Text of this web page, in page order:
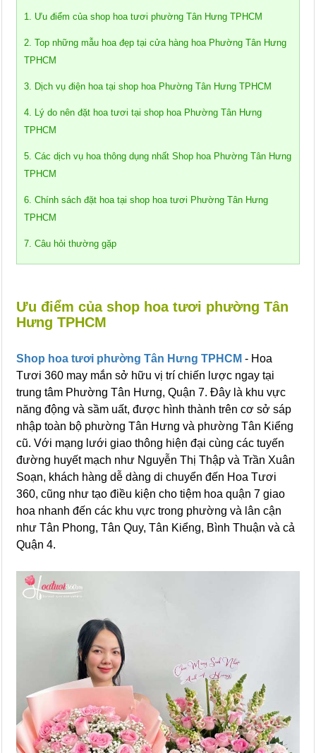
1. Ưu điểm của shop hoa tươi phường Tân Hưng TPHCM
2. Top những mẫu hoa đẹp tại cửa hàng hoa Phường Tân Hưng
TPHCM
3. Dịch vụ điện hoa tại shop hoa Phường Tân Hưng TPHCM
4. Lý do nên đặt hoa tươi tại shop hoa Phường Tân Hưng
TPHCM
5. Các dịch vụ hoa thông dụng nhất Shop hoa Phường Tân Hưng
TPHCM
6. Chính sách đặt hoa tại shop hoa tươi Phường Tân Hưng
TPHCM
7. Câu hỏi thường gặp
Ưu điểm của shop hoa tươi phường Tân
Hưng TPHCM
Shop hoa tươi phường Tân Hưng TPHCM - Hoa
Tươi 360 may mắn sở hữu vị trí chiến lược ngay tại
trung tâm Phường Tân Hưng, Quận 7. Đây là khu vực
năng động và sầm uất, được hình thành trên cơ sở sáp
nhập toàn bộ phường Tân Hưng và phường Tân Kiểng
cũ. Với mạng lưới giao thông hiện đại cùng các tuyến
đường huyết mạch như Nguyễn Thị Thập và Trần Xuân
Soạn, khách hàng dễ dàng di chuyển đến Hoa Tươi
360, cũng như tạo điều kiện cho tiệm hoa quận 7 giao
hoa nhanh đến các khu vực trong phường và lân cận
như Tân Phong, Tân Quy, Tân Kiểng, Bình Thuận và cả
Quận 4.